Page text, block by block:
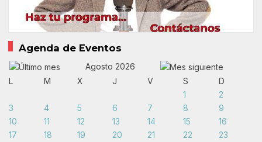
Agenda de Eventos
Agosto 2026
L
M X J V S
D
1
2
3
4 5 6 7 8
9
10
11 12 13 14 15
16
17
18 19 20 21 22
23